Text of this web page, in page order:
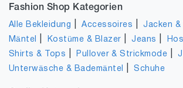
Fashion Shop Kategorien
Alle Bekleidung |Accessoires |Jacken &
Mäntel Kostüme & Blazer |Jeans
Shirts & Tops Pullover & Strickmode |
Unterwäsche & Bademäntel |Schuhe